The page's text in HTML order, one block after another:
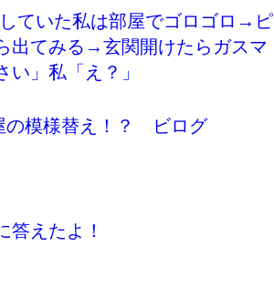
していた私は部屋でゴロゴロ→ピ
出てみる→玄関開けたらガスマ
」私「え？」
模様替え！？ ビログ
答えたよ！